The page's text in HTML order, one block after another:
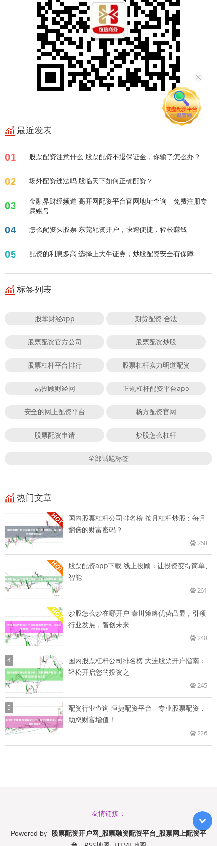
最近发表
01 股票配资注意什么 股票配资不退保证金，你输了怎么办？
02 场外配资违法吗 股临天下如何正确配资？
03
金融界财经频道 高开网配资平台官网地址查询，免费注册专
属账号
04 怎么配资买股票 东莞配资开户，快速便捷，轻松赚钱
05 配资的利息多高 选择上大牛证券，炒股配资安全有保障
标签列表
股掌财经app 期货配资 合法
股票配资官方公司 股票配资炒股
股票杠杆平台排行 股票杠杆实力明道配资
易投顾财经网 正规杠杆配资平台app
安全的网上配资平台 杨方配资官网
股票配资申请 炒股怎么杠杆
全部话题标签
热门文章
国内股票杠杆公司排名榜 按月杠杆炒股：每月
翻倍的财富密码？
268
股票配资app下载 线上投顾：让投资变得简单、
智能
261
炒股怎么炒在哪开户 秦川策略优势凸显，引领
行业发展，智创未来
248
4
国内股票杠杆公司排名榜 大连股票开户指南：
轻松开启您的投资之
245
5
配资行业查询 恒捷配资平台：专业股票配资，
助您财富增值！
226
友情链接：
Powered by
股票配资开户网_股票融资配资平台_股票网上配资平